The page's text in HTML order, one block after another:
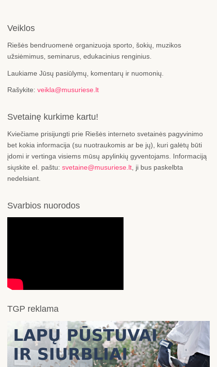
Veiklos
Riešės bendruomenė organizuoja sporto, šokių, muzikos
užsiėmimus, seminarus, edukacinius renginius.
Laukiame Jūsų pasiūlymų, komentarų ir nuomonių.
Rašykite: veikla@musuriese.lt
Svetainę kurkime kartu!
Kviečiame prisijungti prie Riešės interneto svetainės pagyvinimo
bet kokia informacija (su nuotraukomis ar be jų), kuri galėtų būti
įdomi ir vertinga visiems mūsų apylinkių gyventojams. Informaciją
siųskite el. paštu: svetaine@musuriese.lt , ji bus paskelbta
nedelsiant.
Svarbios nuorodos
TGP reklama